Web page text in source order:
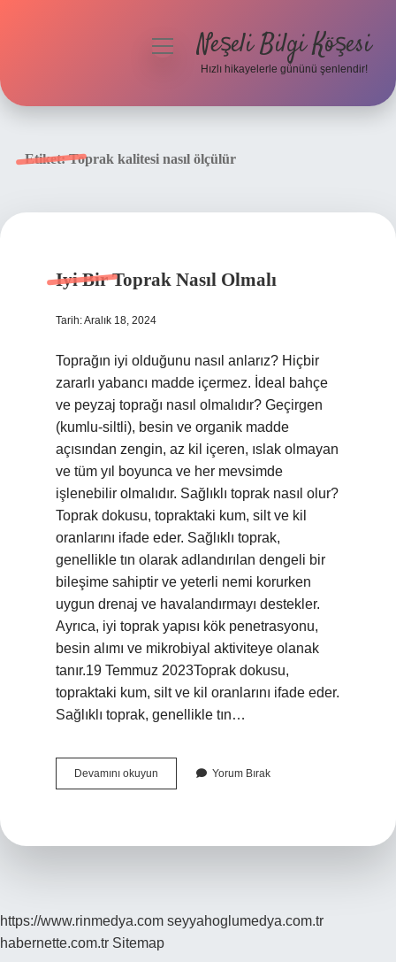
menüyüNeşeli Bilgi Köşesi
Hızlı hikayelerle gününü şenlendir!
Etiket:Toprak kalitesi nasıl ölçülür
Iyi Bir Toprak Nasıl Olmalı
Tarih: Aralık 18, 2024
Toprağın iyi olduğunu nasıl anlarız? Hiçbir
zararlı yabancı madde içermez. İdeal bahçe
ve peyzaj toprağı nasıl olmalıdır? Geçirgen
(kumlu-siltli), besin ve organik madde
açısından zengin, az kil içeren, ıslak olmayan
ve tüm yıl boyunca ve her mevsimde
işlenebilir olmalıdır. Sağlıklı toprak nasıl olur?
Toprak dokusu, topraktaki kum, silt ve kil
oranlarını ifade eder. Sağlıklı toprak,
genellikle tın olarak adlandırılan dengeli bir
bileşime sahiptir ve yeterli nemi korurken
uygun drenaj ve havalandırmayı destekler.
Ayrıca, iyi toprak yapısı kök penetrasyonu,
besin alımı ve mikrobiyal aktiviteye olanak
tanır.19 Temmuz 2023Toprak dokusu,
topraktaki kum, silt ve kil oranlarını ifade eder.
Sağlıklı toprak, genellikle tın…
Devamını okuyun
Bir
Yorum Bırak
https://www.rinmedya.com seyyahoglumedya.com.tr
habernette.com.tr Sitemap